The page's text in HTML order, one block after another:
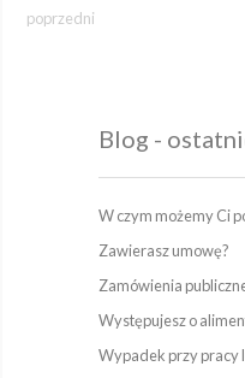
poprzedni
Blog -
W czym możemy Ci
Zawierasz umowę?
Zamówienia
Występujesz o
Wypadek przy pracy